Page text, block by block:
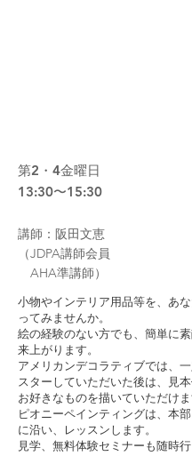
第2・4金曜日
13:30〜15:30
​講師：阪田文恵
（JDPA講師会員
​ AHA準講師）
小物やインテリア用品等を、あ
ってみませんか。
絵の経験のない方でも、簡単に
来上がります。
アメリカンデコラティブでは、
スターしていただいた後は、見
お好きなものを描いていただけま
ピオニーペインティングは、本
に沿い、レッスンします。
見学、無料体験セミナーも随時